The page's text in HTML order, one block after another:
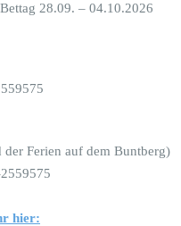
28.09. – 04.10.2026
der Ferien auf dem Buntberg)
hier: